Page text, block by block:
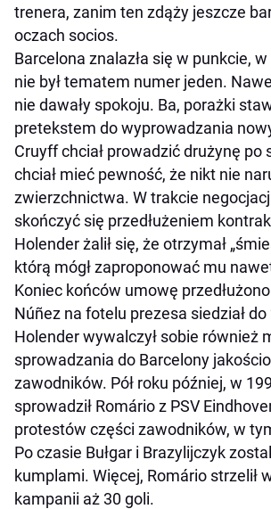
trenera, zanim ten zdąży jeszcze
oczach socios.
Barcelona znalazła się w punkcie,
nie był tematem numer jeden.
nie dawały spokoju. Ba, porażki
pretekstem do wyprowadzania
Cruyff chciał prowadzić drużynę po
chciał mieć pewność, że nikt nie
zwierzchnictwa. W trakcie
skończyć się przedłużeniem
Holender żalił się, że otrzymał
którą mógł zaproponować mu
Koniec końców umowę
Núñez na fotelu prezesa siedział
Holender wywalczył sobie również
sprowadzania do Barcelony
zawodników. Pół roku później, w
sprowadził Romário z PSV
protestów części zawodników, w
Po czasie Bułgar i Brazylijczyk
kumplami. Więcej, Romário strzelił
kampanii aż 30 goli.